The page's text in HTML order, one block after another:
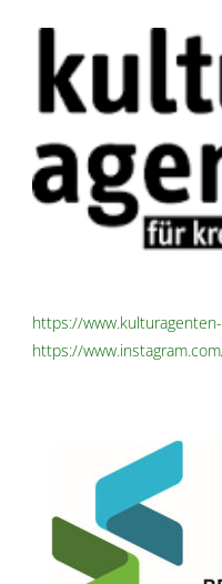
https://
https://